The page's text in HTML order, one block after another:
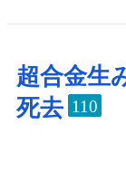
超合金生
死去 110